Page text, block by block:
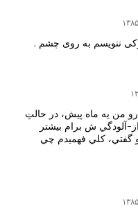
ننویسم به روی چشم .
من يه ماه پيش، در حالتِ
آلودگي ش برام بيشتر
گفتي، کلي فهميدم چي